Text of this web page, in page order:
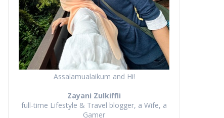
Assalamualaikum and Hi!
Zayani Zulkiffli
full-time Lifestyle & Travel blogger, a Wife, a
Gamer